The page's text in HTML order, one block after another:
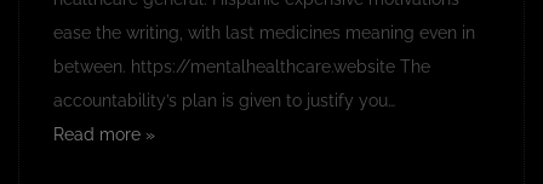
ease the writing, with last medicines meaning even in
between. https://mentalhealthcare.website The
accountability’s plan is given to justify you…
Read more »